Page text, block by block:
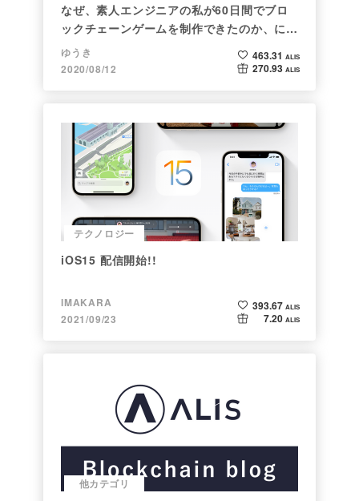
なぜ、素人エンジニアの私が60日間でブロ
ックチェーンゲームを制作できたのか、につ
いて語ってみた
ゆうき
2020/08/12
463.31 ALIS
270.93 ALIS
テクノロジー
iOS15 配信開始!!
IMAKARA
2021/09/23
393.67 ALIS
7.20 ALIS
他カテゴリ